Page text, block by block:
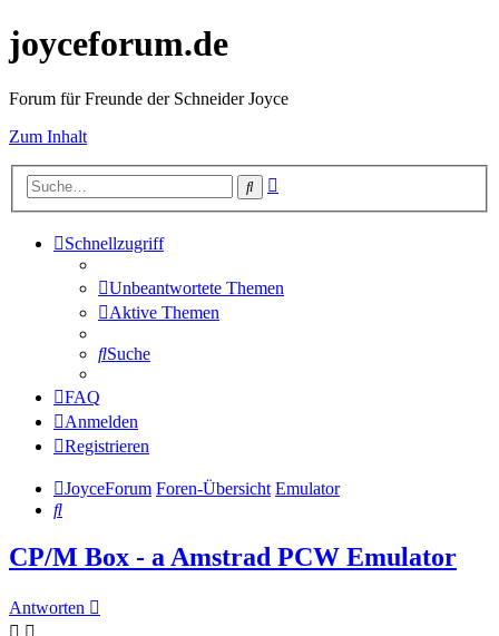
joyceforum.de
Forum für Freunde der Schneider Joyce
Zum Inhalt
Suche
Schnellzugriff
Unbeantwortete Themen
Aktive Themen
Suche
FAQ
Anmelden
Registrieren
JoyceForum Foren-Übersicht Emulator
Suche
CP/M Box - a Amstrad PCW Emulator
Antworten